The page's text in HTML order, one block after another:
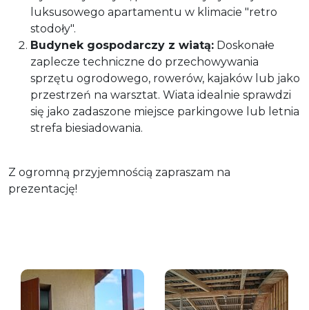
luksusowego apartamentu w klimacie "retro
stodoły".
Budynek gospodarczy z wiatą: Doskonałe
zaplecze techniczne do przechowywania
sprzętu ogrodowego, rowerów, kajaków lub jako
przestrzeń na warsztat. Wiata idealnie sprawdzi
się jako zadaszone miejsce parkingowe lub letnia
strefa biesiadowania.
Z ogromną przyjemnością zapraszam na
prezentację!